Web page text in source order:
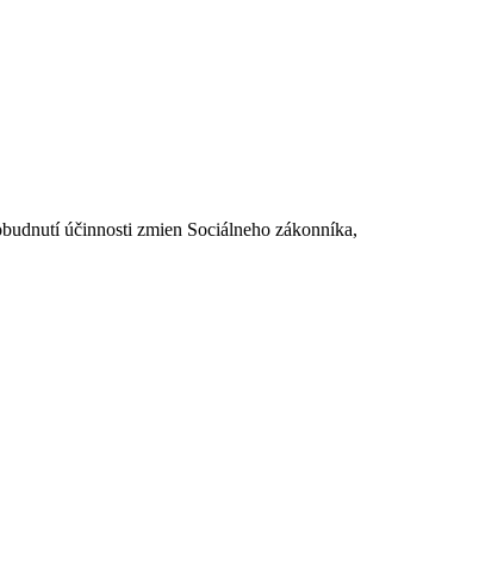
účinnosti zmien Sociálneho zákonníka,